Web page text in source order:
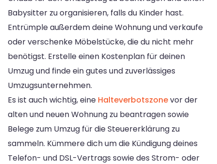
Babysitter zu organisieren, falls du Kinder hast.
Entrümple außerdem deine Wohnung und verkaufe
oder verschenke Möbelstücke, die du nicht mehr
benötigst. Erstelle einen Kostenplan für deinen
Umzug und finde ein gutes und zuverlässiges
Umzugsunternehmen.
Es ist auch wichtig, eine Halteverbotszonevor der
alten und neuen Wohnung zu beantragen sowie
Belege zum Umzug für die Steuererklärung zu
sammeln. Kümmere dich um die Kündigung deines
Telefon- und DSL-Vertrags sowie des Strom- oder